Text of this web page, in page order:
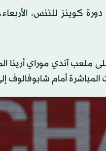
كوينز للتنس،
أمام شابوفالوف